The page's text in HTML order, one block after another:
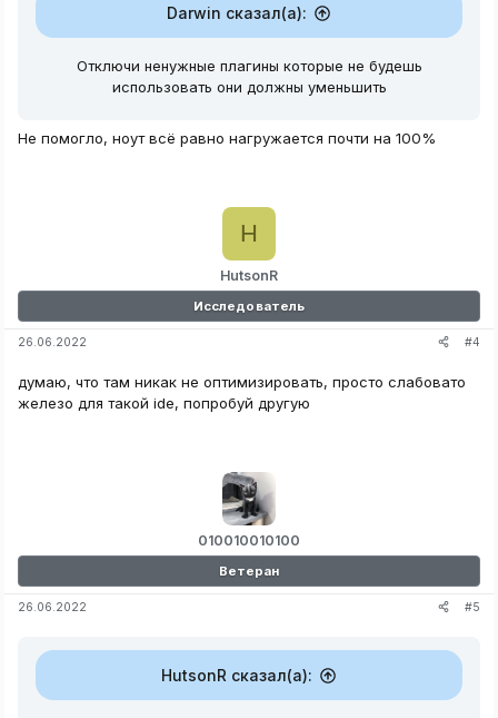
Darwin сказал(а):
Отключи ненужные плагины которые не будешь
использовать они должны уменьшить
Не помогло, ноут всё равно нагружается почти на 100%
HutsonR
H
Исследователь
26.06.2022 #4
думаю, что там никак не оптимизировать, просто слабовато
железо для такой ide, попробуй другую
010010010100
Ветеран
26.06.2022 #5
HutsonR сказал(а):